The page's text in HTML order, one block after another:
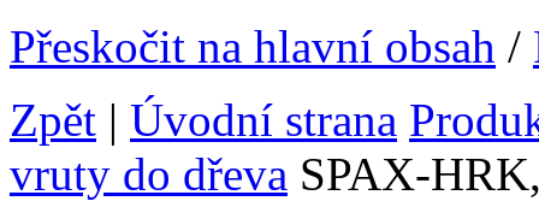
Přeskočit na hlavní obsah /
Zpět | Úvodní strana
vruty do dřeva SPAX-